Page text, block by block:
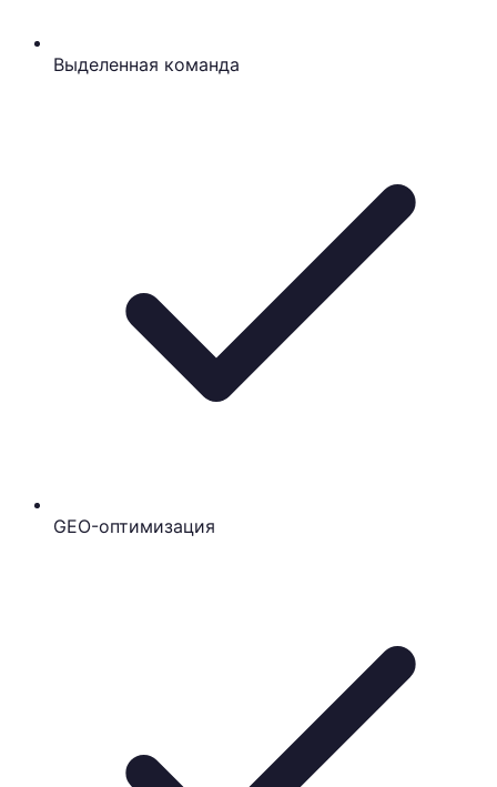
Выделенная команда
GEO-оптимизация